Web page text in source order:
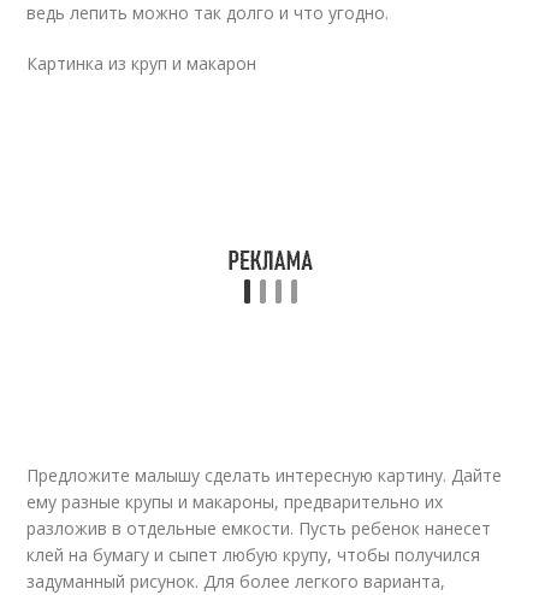
ведь лепить можно так долго и что угодно.
Картинка из круп и макарон
Предложите малышу сделать интересную картину. Дайте
ему разные крупы и макароны, предварительно их
разложив в отдельные емкости. Пусть ребенок нанесет
клей на бумагу и сыпет любую крупу, чтобы получился
задуманный рисунок. Для более легкого варианта,